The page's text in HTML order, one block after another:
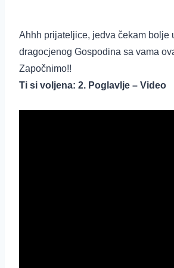
Ahhh prijateljice, jedva čekam bolje
dragocjenog Gospodina sa vama
Započnimo!!
Ti si voljena: 2. Poglavlje – Video